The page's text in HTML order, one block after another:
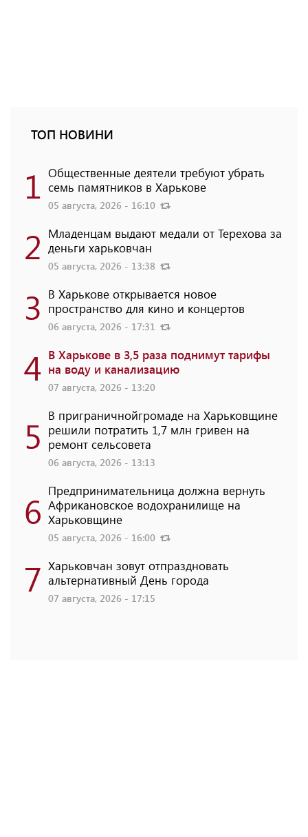
ТОП НОВИНИ
1 Общественные деятели требуют убрать
семь памятников в Харькове
05 августа, 2026 - 16:10
2 Младенцам выдают медали от Терехова за
деньги харьковчан
05 августа, 2026 - 13:38
3 В Харькове открывается новое
пространство для кино и концертов
06 августа, 2026 - 17:31
4 В Харькове в 3,5 раза поднимут тарифы
на воду и канализацию
07 августа, 2026 - 13:20
5 В приграничнойгромаде на Харьковщине
решили потратить 1,7 млн ​​гривен на
ремонт сельсовета
06 августа, 2026 - 13:13
6 Предпринимательница должна вернуть
Африкановское водохранилище на
Харьковщине
05 августа, 2026 - 16:00
7 Харьковчан зовут отпраздновать
альтернативный День города
07 августа, 2026 - 17:15